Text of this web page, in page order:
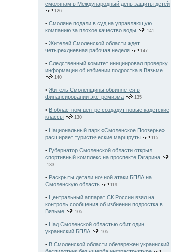
смолянам в Международный день защиты детей
126
• Смоляне подали в суд на управляющую
компанию за плохое качество воды
141
• Жителей Смоленской области ждет
четырехдневная рабочая неделя
147
• Следственный комитет инициировал проверку
информации об избиении подростка в Вязьме
140
• Житель Смоленщины обвиняется в
финансировании экстремизма
135
• В областном центре создадут новые кадетские
классы
130
• Национальный парк «Смоленское Поозерье»
расширяет туристические маршруты
115
• Губернатор Смоленской области открыл
спортивный комплекс на проспекте Гагарина
133
• Раскрыты детали ночной атаки БПЛА на
Смоленскую область
119
• Центральный аппарат СК России взял на
контроль сообщения об избиении подростка в
Вязьме
105
• Над Смоленской областью сбит один
украинский БПЛА
105
• В Смоленской области обезврежен украинский